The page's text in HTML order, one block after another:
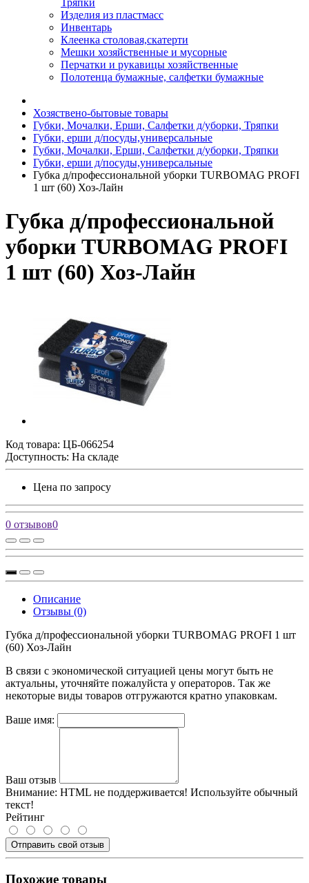
Тряпки
Изделия из пластмасс
Инвентарь
Клеенка столовая,скатерти
Мешки хозяйственные и мусорные
Перчатки и рукавицы хозяйственные
Полотенца бумажные, салфетки бумажные
Хозяствено-бытовые товары
Губки, Мочалки, Ерши, Салфетки д/уборки, Тряпки
Губки, ерши д/посуды,универсальные
Губки, Мочалки, Ерши, Салфетки д/уборки, Тряпки
Губки, ерши д/посуды,универсальные
Губка д/профессиональной уборки TURBOMAG PROFI
1 шт (60) Хоз-Лайн
Губка д/профессиональной
уборки TURBOMAG PROFI
1 шт (60) Хоз-Лайн
Код товара: ЦБ-066254
Доступность: На складе
Цена по запросу
0 отзывов0
Описание
Отзывы (0)
Губка д/профессиональной уборки TURBOMAG PROFI 1 шт
(60) Хоз-Лайн
В связи с экономической ситуацией цены могут быть не
актуальны, уточняйте пожалуйста у операторов. Так же
некоторые виды товаров отгружаются кратно упаковкам.
Ваше имя:
Ваш отзыв
Внимание: HTML не поддерживается! Используйте обычный
текст!
Рейтинг
Отправить свой отзыв
Похожие товары